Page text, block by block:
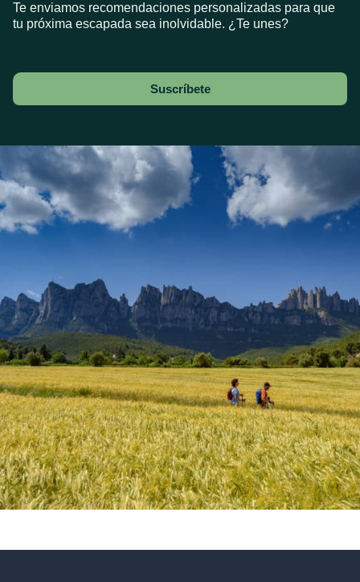
Te enviamos recomendaciones personalizadas para que
tu próxima escapada sea inolvidable. ¿Te unes?
Suscríbete